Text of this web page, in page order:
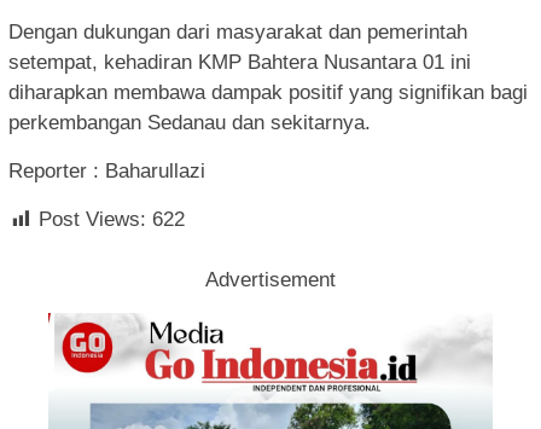
Dengan dukungan dari masyarakat dan pemerintah
setempat, kehadiran KMP Bahtera Nusantara 01 ini
diharapkan membawa dampak positif yang signifikan bagi
perkembangan Sedanau dan sekitarnya.
Reporter : Baharullazi
Post Views: 622
Advertisement